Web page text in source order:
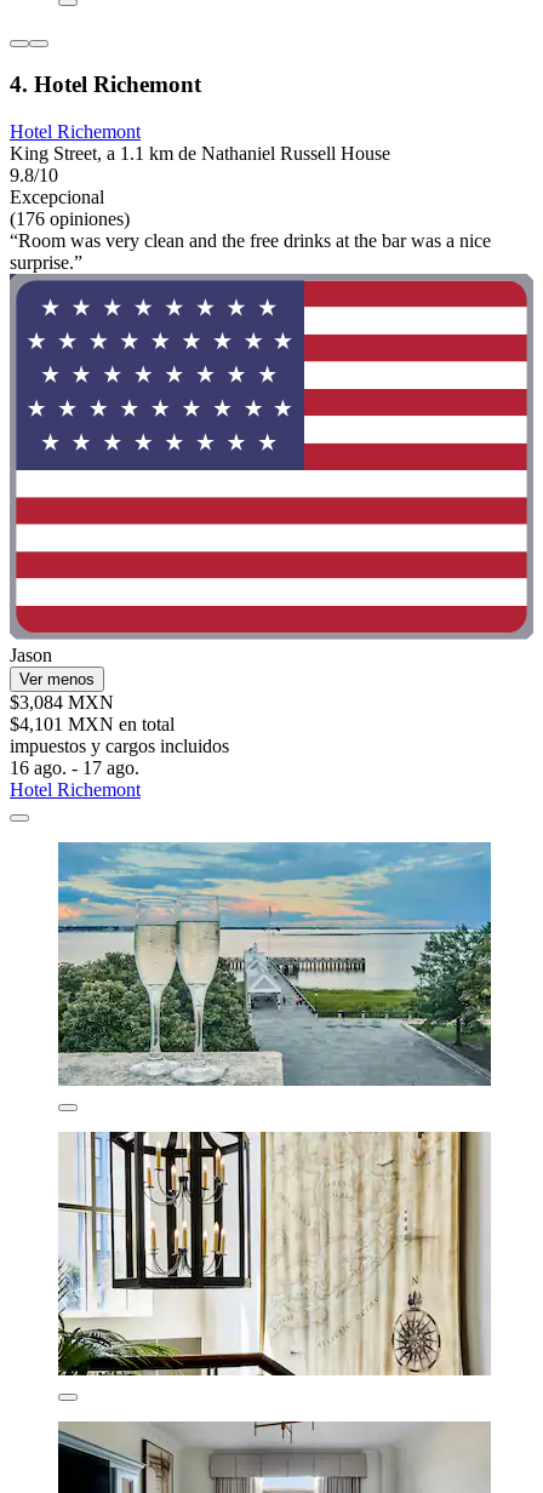
4. Hotel Richemont
Hotel Richemont
King Street, a 1.1 km de Nathaniel Russell House
9.8/10
Excepcional
(176 opiniones)
“Room was very clean and the free drinks at the bar was a nice
surprise.”
Jason
Ver menos
$3,084 MXN
$4,101 MXN en total
impuestos y cargos incluidos
16 ago. - 17 ago.
Hotel Richemont